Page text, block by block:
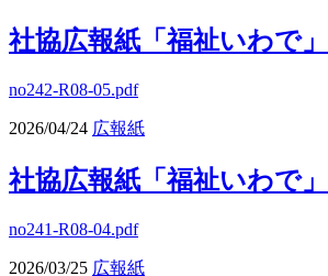
社協広報紙「福祉いわで
no242-R08-05.pdf
2026/04/24 広報紙
社協広報紙「福祉いわで
no241-R08-04.pdf
2026/03/25 広報紙